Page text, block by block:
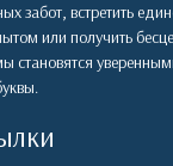
забот, встретить
или получить
становятся